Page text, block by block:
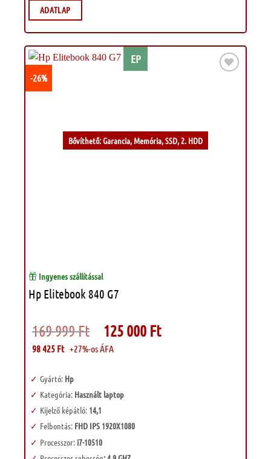
ADATLAP
EP
Bővíthető: Garancia, Memória, SSD, 2. HDD
-26%
Ingyenes szállítással
Hp Elitebook 840 G7
169 999Ft Original
price
was:
169
125 000 Ft
98 425 Ft +27%-os ÁFA
Gyártó: Hp
Kategória: Használt laptop
Kijelző képátló: 14,1
Felbontás: FHD IPS 1920X1080
Processzor:i7-10510